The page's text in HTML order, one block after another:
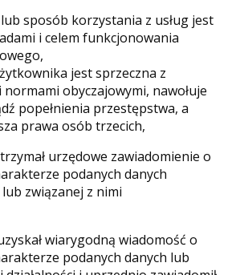
sposób korzystania z usług jest
i celem funkcjonowania
jest sprzeczna z
obyczajowymi, nawołuje
popełnienia przestępstwa, a
prawa osób trzecich,
urzędowe zawiadomienie o
podanych danych
związanej z nimi
wiarygodną wiadomość o
podanych danych lub